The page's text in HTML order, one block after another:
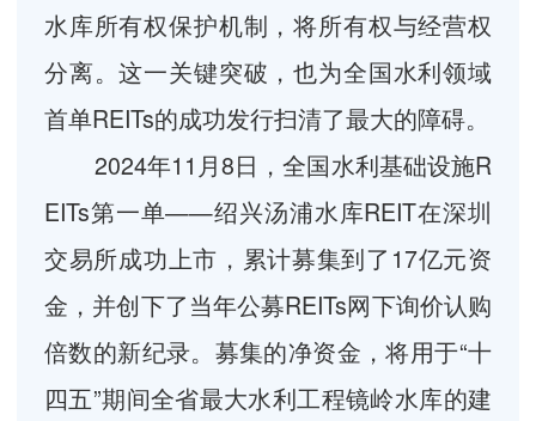
水库所有权保护机制，将所有权与经营权
分离。这一关键突破，也为全国水利领域
首单REITs的成功发行扫清了最大的障碍。
2024年11月8日，全国水利基础设施R
EITs第一单——绍兴汤浦水库REIT在深圳
交易所成功上市，累计募集到了17亿元资
金，并创下了当年公募REITs网下询价认购
倍数的新纪录。募集的净资金，将用于“十
四五”期间全省最大水利工程镜岭水库的建